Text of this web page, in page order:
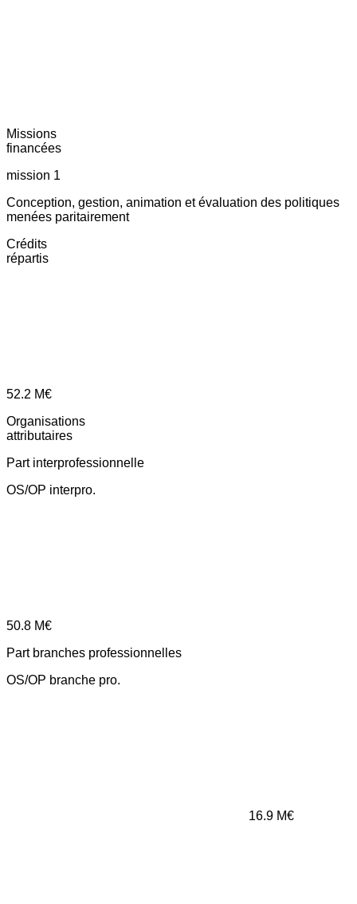
Missions
financées
mission 1
Conception, gestion, animation et évaluation des politiques
menées paritairement
Crédits
répartis
52.2 M€
Organisations
attributaires
Part interprofessionnelle
OS/OP interpro.
50.8 M€
Part branches professionnelles
OS/OP branche pro.
16.9 M€